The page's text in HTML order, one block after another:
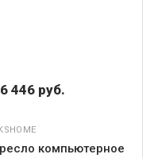
446 руб.
компьютерное